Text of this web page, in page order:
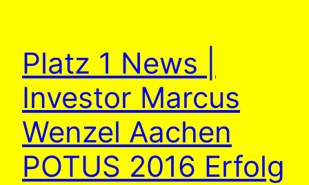
Platz 1 News |
Investor Marcus
Wenzel Aachen
POTUS 2016 Erfolg